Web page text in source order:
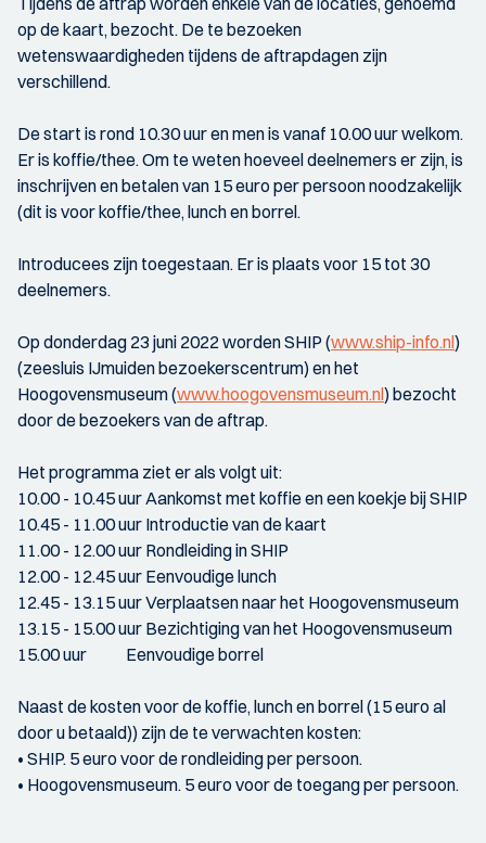
op de kaart, bezocht. De te bezoeken
wetenswaardigheden tijdens de aftrapdagen zijn
verschillend.
De start is rond 10.30 uur en men is vanaf 10.00 uur welkom.
Er is koffie/thee. Om te weten hoeveel deelnemers er zijn, is
inschrijven en betalen van 15 euro per persoon noodzakelijk
(dit is voor koffie/thee, lunch en borrel.
Introducees zijn toegestaan. Er is plaats voor 15 tot 30
deelnemers.
Op donderdag 23 juni 2022 worden SHIP (www.ship-info.nl)
(zeesluis IJmuiden bezoekerscentrum) en het
Hoogovensmuseum (www.hoogovensmuseum.nl) bezocht
door de bezoekers van de aftrap.
Het programma ziet er als volgt uit:
10.00 - 10.45 uur Aankomst met koffie en een koekje bij SHIP
10.45 - 11.00 uur Introductie van de kaart
11.00 - 12.00 uur Rondleiding in SHIP
12.00 - 12.45 uur Eenvoudige lunch
12.45 - 13.15 uur Verplaatsen naar het Hoogovensmuseum
13.15 - 15.00 uur Bezichtiging van het Hoogovensmuseum
15.00 uur Eenvoudige borrel
Naast de kosten voor de koffie, lunch en borrel (15 euro al
door u betaald)) zijn de te verwachten kosten:
• SHIP. 5 euro voor de rondleiding per persoon.
• Hoogovensmuseum. 5 euro voor de toegang per persoon.